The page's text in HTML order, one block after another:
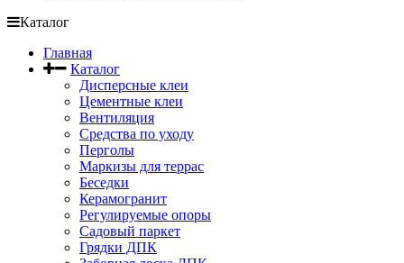
Каталог
Главная
Каталог
Дисперсные клеи
Цементные клеи
Вентиляция
Средства по уходу
Перголы
Маркизы для террас
Беседки
Керамогранит
Регулируемые опоры
Садовый паркет
Грядки ДПК